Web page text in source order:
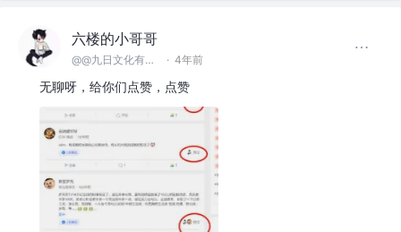
六楼的小哥哥
@@九日文化有限 公司 · 4年前
无聊呀，给你们点赞，点赞